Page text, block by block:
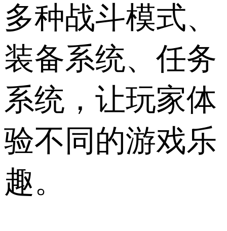
多种战斗模式、
装备系统、任务
系统，让玩家体
验不同的游戏乐
趣。